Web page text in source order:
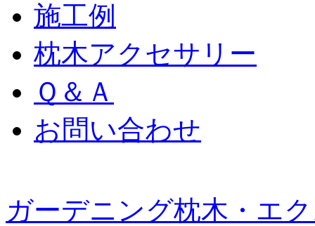
施工例
枕木アクセサリー
Ｑ＆Ａ
お問い合わせ
ガーデニング枕木・エ